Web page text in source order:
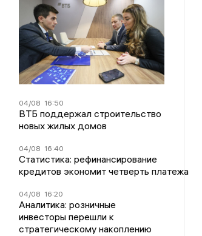
04/08 16:50
ВТБ поддержал строительство
новых жилых домов
04/08 16:40
Статистика: рефинансирование
кредитов экономит четверть платежа
04/08 16:20
Аналитика: розничные
инвесторы перешли к
стратегическому накоплению